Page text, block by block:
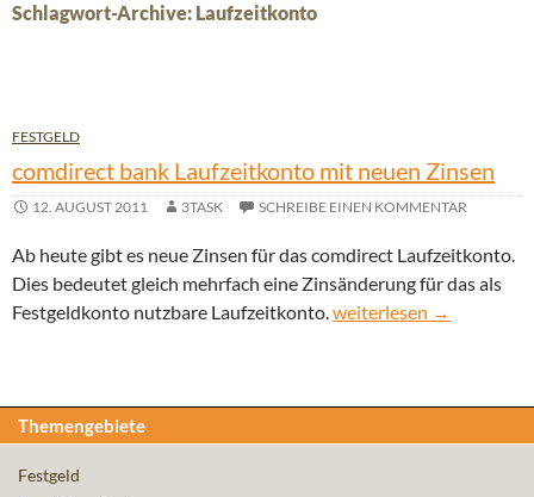
Schlagwort-Archive: Laufzeitkonto
FESTGELD
comdirect bank Laufzeitkonto mit neuen Zinsen
12. AUGUST 2011 3TASK SCHREIBE EINEN KOMMENTAR
Ab heute gibt es neue Zinsen für das comdirect Laufzeitkonto.
Dies bedeutet gleich mehrfach eine Zinsänderung für das als
Festgeldkonto nutzbare Laufzeitkonto.comdirect bank
weiterlesen →
Themengebiete
Festgeld